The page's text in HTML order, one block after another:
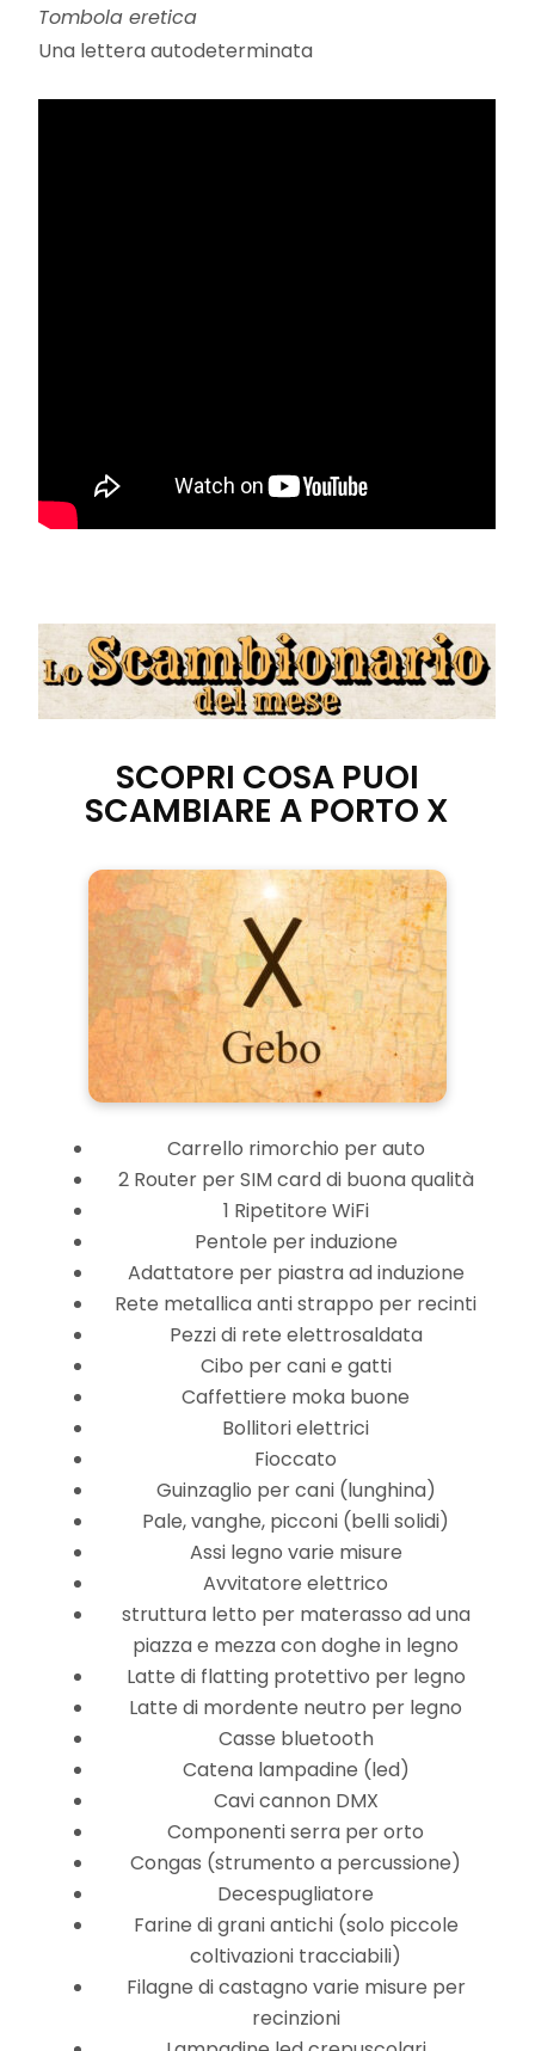
Tombola eretica
Una lettera autodeterminata
SCOPRI COSA PUOI
SCAMBIARE A PORTO X
Carrello rimorchio per auto
2 Router per SIM card di buona qualità
1 Ripetitore WiFi
Pentole per induzione
Adattatore per piastra ad induzione
Rete metallica anti strappo per recinti
Pezzi di rete elettrosaldata
Cibo per cani e gatti
Caffettiere moka buone
Bollitori elettrici
Fioccato
Guinzaglio per cani (lunghina)
Pale, vanghe, picconi (belli solidi)
Assi legno varie misure
Avvitatore elettrico
struttura letto per materasso ad una
piazza e mezza con doghe in legno
Latte di flatting protettivo per legno
Latte di mordente neutro per legno
Casse bluetooth
Catena lampadine (led)
Cavi cannon DMX
Componenti serra per orto
Congas (strumento a percussione)
Decespugliatore
Farine di grani antichi (solo piccole
coltivazioni tracciabili)
Filagne di castagno varie misure per
recinzioni